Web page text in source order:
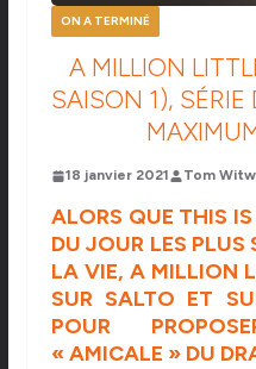
ON A TERMINÉ
A MILLION
SAISON 1),
18 janvier 2021 Tom
ALORS QUE THIS
DU JOUR LES PLUS
LA VIE, A MILLION
SUR SALTO ET
POUR
« AMICALE » DU